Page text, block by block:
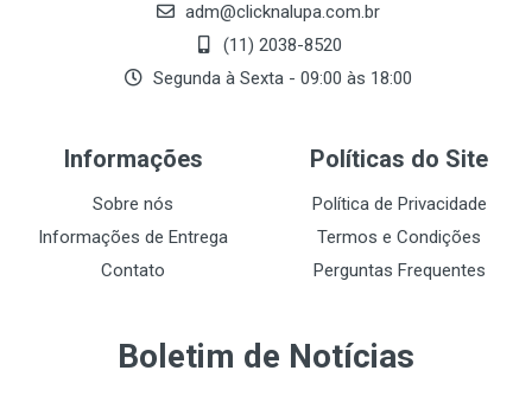
adm@clicknalupa.com.br
(11) 2038-8520
Segunda à Sexta - 09:00 às 18:00
Informações
Sobre nós
Informações de Entrega
Contato
Políticas do Site
Política de Privacidade
Termos e Condições
Perguntas Frequentes
Boletim de Notícias